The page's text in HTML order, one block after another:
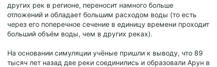
других рек в регионе, переносит намного больше
отложений и обладает большим расходом воды (то есть
через его поперечное сечение в единицу времени проходит
больший объём воды, чем в других реках).
На основании симуляции учёные пришли к выводу, что 89
тысяч лет назад две реки соединились и образовали Арун в